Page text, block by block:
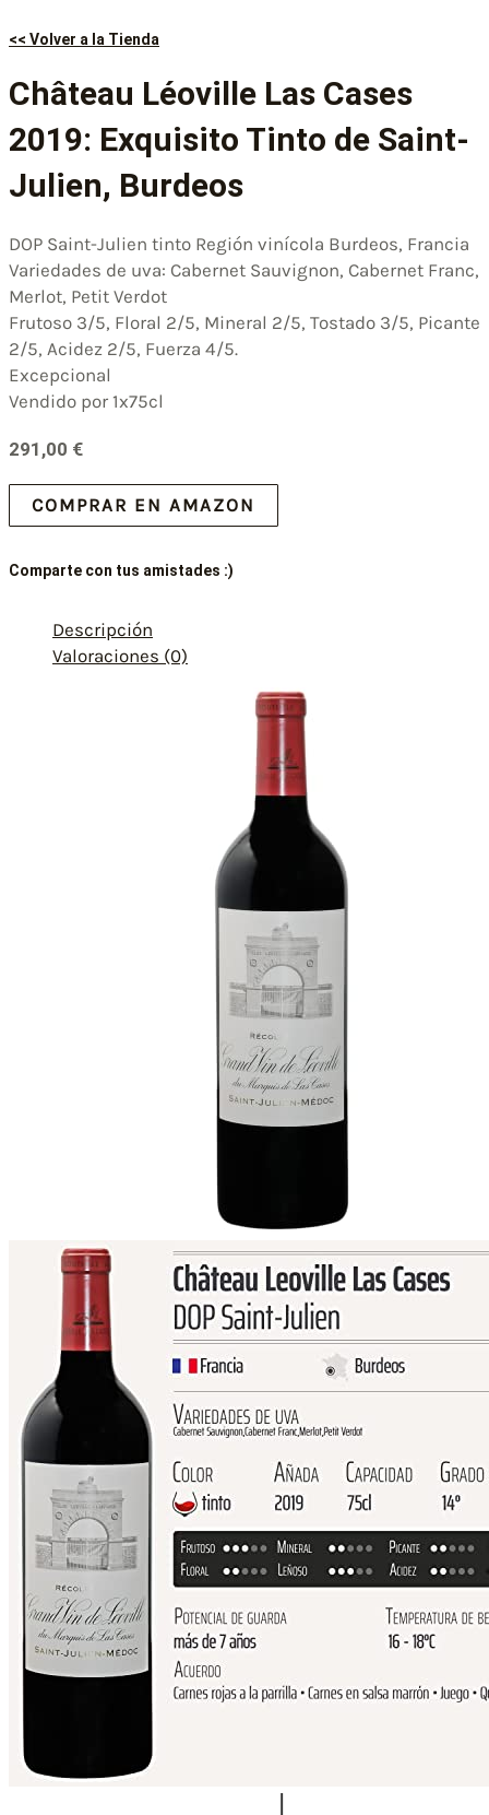
<< Volver a la Tienda
Château Léoville Las Cases
2019: Exquisito Tinto de Saint-
Julien, Burdeos
DOP Saint-Julien tinto Región vinícola Burdeos, Francia
Variedades de uva: Cabernet Sauvignon, Cabernet Franc,
Merlot, Petit Verdot
Frutoso 3/5, Floral 2/5, Mineral 2/5, Tostado 3/5, Picante
2/5, Acidez 2/5, Fuerza 4/5.
Excepcional
Vendido por 1x75cl
291,00 €
COMPRAR EN AMAZON
Comparte con tus amistades :)
Descripción
Valoraciones (0)